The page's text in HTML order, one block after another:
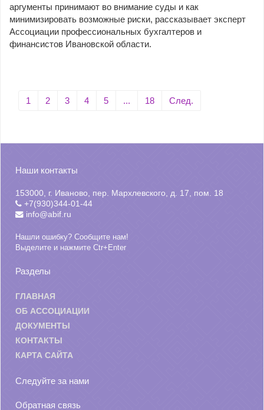
аргументы принимают во внимание суды и как
минимизировать возможные риски, рассказывает эксперт
Ассоциации профессиональных бухгалтеров и
финансистов Ивановской области.
1 2 3 4 5 ... 18 След.
Наши контакты
153000, г. Иваново, пер. Мархлевского, д. 17, пом. 18
+7(930)344-01-44
info@abif.ru
Нашли ошибку? Сообщите нам!
Выделите и нажмите Ctr+Enter
Разделы
ГЛАВНАЯ
ОБ АССОЦИАЦИИ
ДОКУМЕНТЫ
КОНТАКТЫ
КАРТА САЙТА
Следуйте за нами
Обратная связь